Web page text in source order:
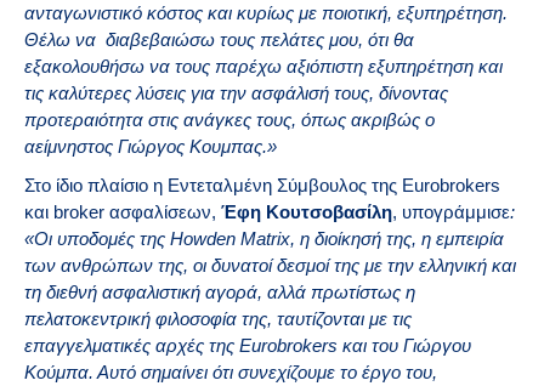
ανταγωνιστικό κόστος και κυρίως με ποιοτική, εξυπηρέτηση.
Θέλω να διαβεβαιώσω τους πελάτες μου, ότι θα
εξακολουθήσω να τους παρέχω αξιόπιστη εξυπηρέτηση και
τις καλύτερες λύσεις για την ασφάλισή τους, δίνοντας
προτεραιότητα στις ανάγκες τους, όπως ακριβώς ο
αείμνηστος Γιώργος Κουμπας.»
Στο ίδιο πλαίσιο η Εντεταλμένη Σύμβουλος της Eurobrokers
και broker ασφαλίσεων, Έφη Κουτσοβασίλη, υπογράμμισε:
«Οι υποδομές της Howden Matrix, η διοίκησή της, η εμπειρία
των ανθρώπων της, οι δυνατοί δεσμοί της με την ελληνική και
τη διεθνή ασφαλιστική αγορά, αλλά πρωτίστως η
πελατοκεντρική φιλοσοφία της, ταυτίζονται με τις
επαγγελματικές αρχές της Eurobrokers και του Γιώργου
Κούμπα. Αυτό σημαίνει ότι συνεχίζουμε το έργο του,